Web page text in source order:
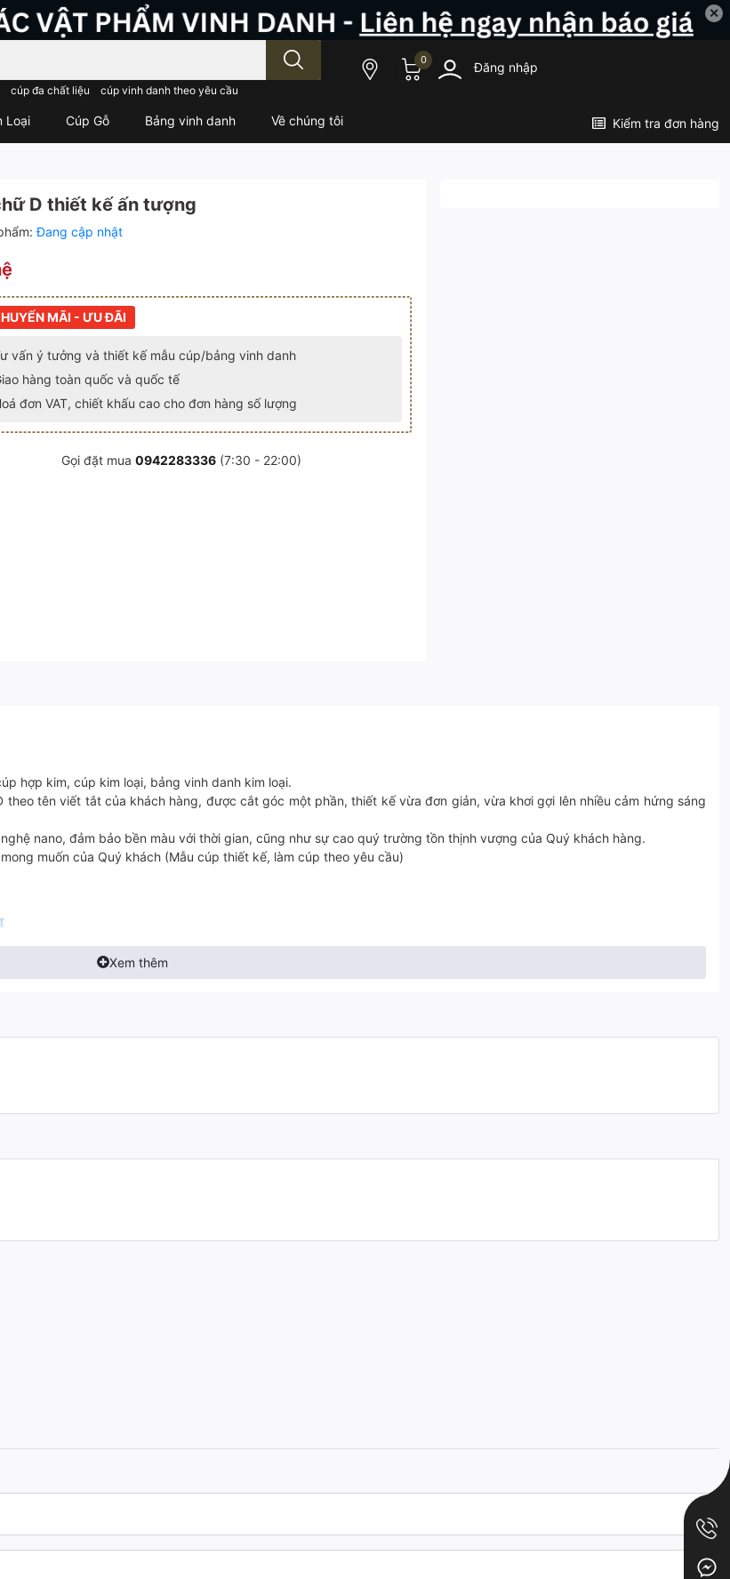
✕
cúp đa chất liệu cúp vinh danh theo yêu cầu
0 Đăng nhập
Loại Cúp Gỗ Bảng vinh danh Về chúng tôi Kiểm tra đơn hàng
D thiết kế ấn tượng
Đang cập nhật
MÃI - ƯU ĐÃI
vấn ý tưởng và thiết kế mẫu cúp/bảng vinh danh
hàng toàn quốc và quốc tế
đơn VAT, chiết khấu cao cho đơn hàng số lượng
Gọi đặt mua 0942283336 (7:30 - 22:00)
hợp kim, cúp kim loại, bảng vinh danh kim loại.
tên viết tắt của khách hàng, được cắt góc một phần, thiết kế vừa đơn giản, vừa khơi gợi lên nhiều cảm hứng sáng
nano, đảm bảo bền màu với thời gian, cũng như sự cao quý trường tồn thịnh vượng của Quý khách hàng.
muốn của Quý khách (Mẫu cúp thiết kế, làm cúp theo yêu cầu)
vinh danh 30 năm kỷ niệm Hành trình diệu kỳ
Xem thêm